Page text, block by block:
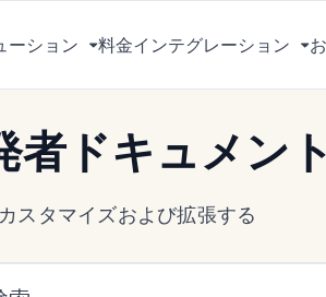
ーション
メ
ニ
ー
を
り
え
料金インテグレーション
メ
ニ
ー
を
え
者ドキュメント
スタマイズおよび拡張する